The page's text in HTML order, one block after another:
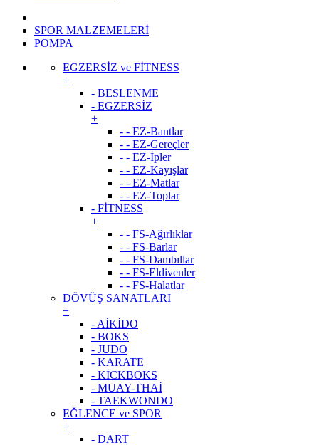
SPOR MALZEMELERİ
POMPA
EGZERSİZ ve FİTNESS
+
- BESLENME
- EGZERSİZ
+
- - EZ-Bantlar
- - EZ-Gereçler
- - EZ-İpler
- - EZ-Kayışlar
- - EZ-Matlar
- - EZ-Toplar
- FİTNESS
+
- - FS-Ağırlıklar
- - FS-Barlar
- - FS-Dambıllar
- - FS-Eldivenler
- - FS-Halatlar
DÖVÜŞ SANATLARI
+
- AİKİDO
- BOKS
- JUDO
- KARATE
- KİCKBOKS
- MUAY-THAİ
- TAEKWONDO
EĞLENCE ve SPOR
+
- DART